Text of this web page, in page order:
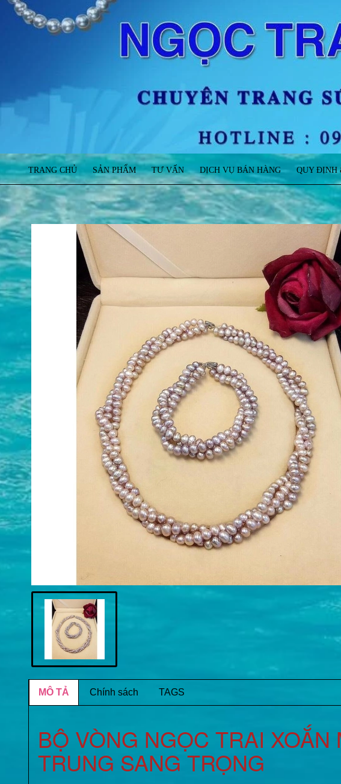
TRANG CHỦ SẢN PHẨM TƯ VẤN DỊCH VỤ BÁN HÀNG QUY ĐỊNH
MÔ TẢ Chính sách TAGS
BỘ VÒNG NGỌC TRAI
TRUNG SANG TRỌNG